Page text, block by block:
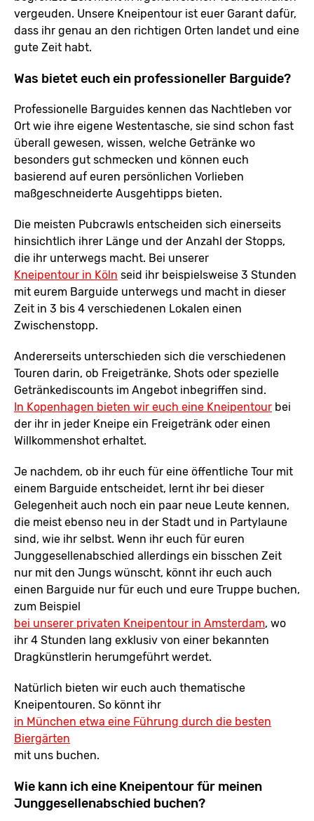
vergeuden. Unsere Kneipentour ist euer Garant dafür,
dass ihr genau an den richtigen Orten landet und eine
gute Zeit habt.
Was bietet euch ein professioneller Barguide?
Professionelle Barguides kennen das Nachtleben vor
Ort wie ihre eigene Westentasche, sie sind schon fast
überall gewesen, wissen, welche Getränke wo
besonders gut schmecken und können euch
basierend auf euren persönlichen Vorlieben
maßgeschneiderte Ausgehtipps bieten.
Die meisten Pubcrawls entscheiden sich einerseits
hinsichtlich ihrer Länge und der Anzahl der Stopps,
die ihr unterwegs macht. Bei unserer
Kneipentour in Köln seid ihr beispielsweise 3 Stunden
mit eurem Barguide unterwegs und macht in dieser
Zeit in 3 bis 4 verschiedenen Lokalen einen
Zwischenstopp.
Andererseits unterschieden sich die verschiedenen
Touren darin, ob Freigetränke, Shots oder spezielle
Getränkediscounts im Angebot inbegriffen sind.
In Kopenhagen bieten wir euch eine Kneipentour bei
der ihr in jeder Kneipe ein Freigetränk oder einen
Willkommenshot erhaltet.
Je nachdem, ob ihr euch für eine öffentliche Tour mit
einem Barguide entscheidet, lernt ihr bei dieser
Gelegenheit auch noch ein paar neue Leute kennen,
die meist ebenso neu in der Stadt und in Partylaune
sind, wie ihr selbst. Wenn ihr euch für euren
Junggesellenabschied allerdings ein bisschen Zeit
nur mit den Jungs wünscht, könnt ihr euch auch
einen Barguide nur für euch und eure Truppe buchen,
zum Beispiel
bei unserer privaten Kneipentour in Amsterdam, wo
ihr 4 Stunden lang exklusiv von einer bekannten
Dragkünstlerin herumgeführt werdet.
Natürlich bieten wir euch auch thematische
Kneipentouren. So könnt ihr
in München etwa eine Führung durch die besten
Biergärten
mit uns buchen.
Wie kann ich eine Kneipentour für meinen
Junggesellenabschied buchen?